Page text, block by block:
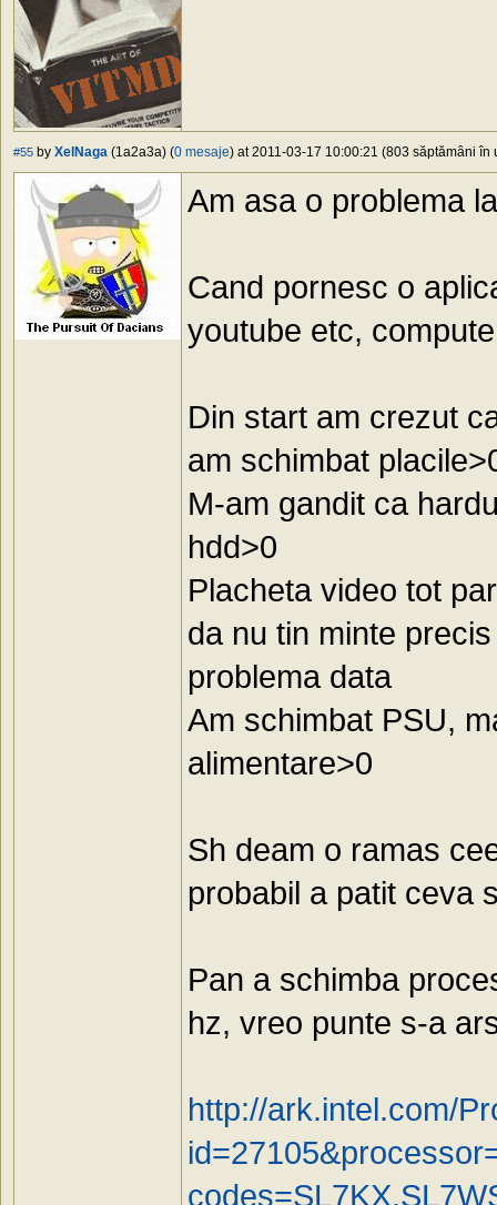
#55 by XelNaga (1a2a3a) (0 mesaje) at 2011-03-17 10:00:21 (803 săptămâni în
Am asa o problema
Cand pornesc o
youtube etc,
Din start am crezut
am schimbat
M-am gandit ca
hdd>0
Placheta video tot
da nu tin minte
problema data
Am schimbat PSU,
alimentare>0
Sh deam o ramas
probabil a patit ceva
Pan a schimba
hz, vreo punte s-a
http://ark.intel.com/